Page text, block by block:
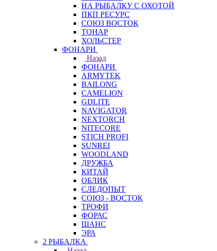
НА РЫБАЛКУ С ОХОТОЙ
ПКП РЕСУРС
СОЮЗ ВОСТОК
ТОНАР
ХОЛЬСТЕР
ФОНАРИ
Назад
ФОНАРИ
ARMYTEK
BAILONG
CAMELION
GDLITE
NAVIGATOR
NEXTORCH
NITECORE
STICH PROFI
SUNREI
WOODLAND
ДРУЖБА
КИТАЙ
ОБЛИК
СЛЕДОПЫТ
СОЮЗ - ВОСТОК
ТРОФИ
ФОРАС
ШАНС
ЭРА
2 РЫБАЛКА